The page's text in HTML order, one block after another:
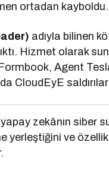
ortadan kayboldu.
adıyla bilinen
Hizmet olarak
Agent
CloudEyE
yapay zekânın siber
yerleştiğini ve